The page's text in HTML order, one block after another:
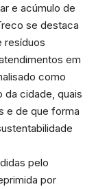
e acúmulo de
se destaca
resíduos
em
como
da cidade, quais
e de que forma
pelo
por